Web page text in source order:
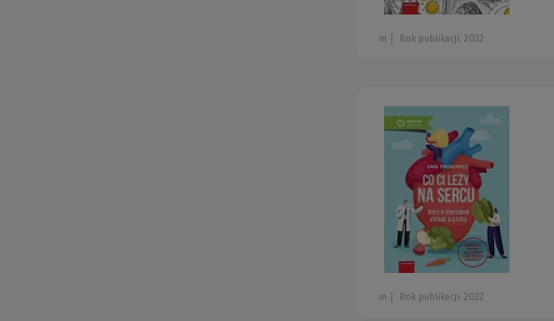
m Rok publikacji: 2022
m Rok publikacji: 2022